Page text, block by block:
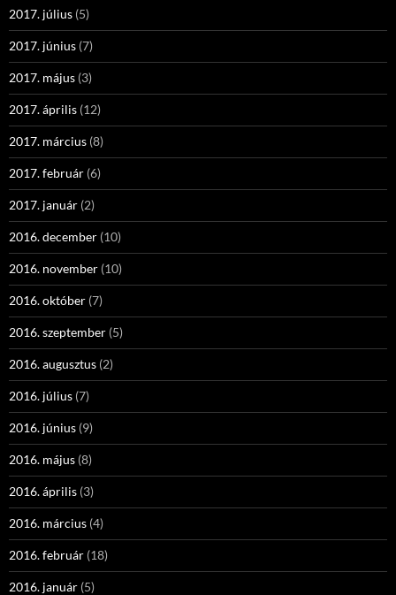
2017. július (5)
2017. június (7)
2017. május (3)
2017. április (12)
2017. március (8)
2017. február (6)
2017. január (2)
2016. december (10)
2016. november (10)
2016. október (7)
2016. szeptember (5)
2016. augusztus (2)
2016. július (7)
2016. június (9)
2016. május (8)
2016. április (3)
2016. március (4)
2016. február (18)
2016. január (5)